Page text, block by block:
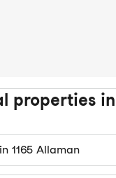
properties
1165 Allaman